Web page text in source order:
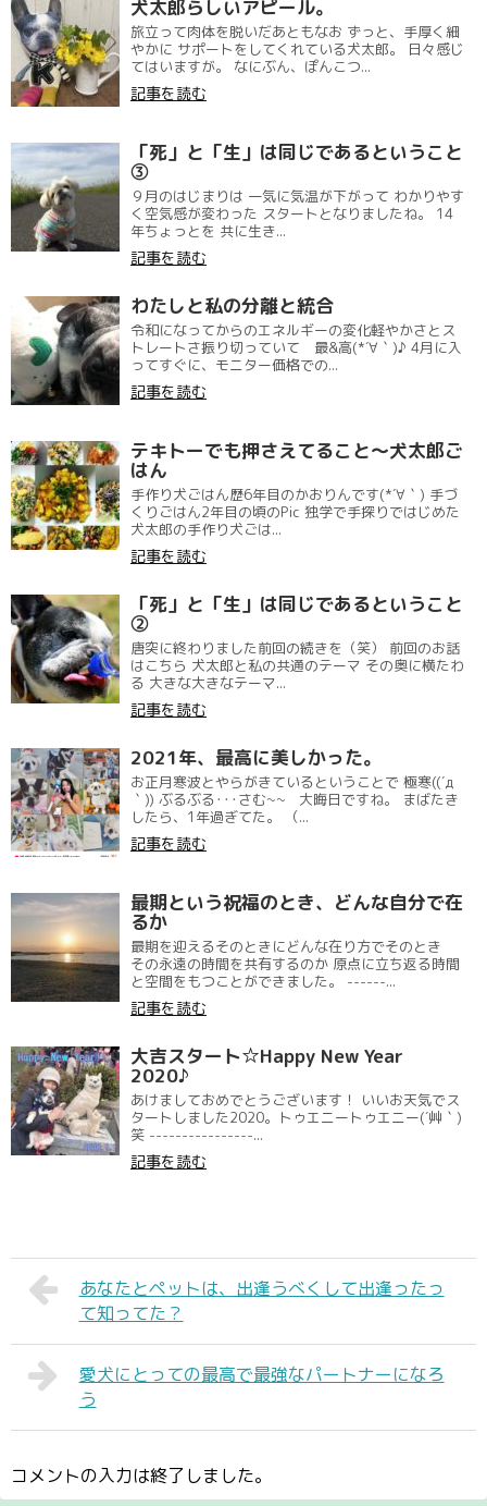
犬太郎らしいアピール。
旅立って肉体を脱いだあともなお ずっと、手厚く細
やかに サポートをしてくれている犬太郎。 日々感じ
てはいますが。 なにぶん、ぽんこつ...
記事を読む
「死」と「生」は同じであるということ
③
９月のはじまりは 一気に気温が下がって わかりやす
く空気感が変わった スタートとなりましたね。 14
年ちょっとを 共に生き...
記事を読む
わたしと私の分離と統合
令和になってからのエネルギーの変化軽やかさとス
トレートさ振り切っていて 最&高(*´∀｀)♪ 4月に入
ってすぐに、モニター価格での...
記事を読む
テキトーでも押さえてること〜犬太郎ご
はん
手作り犬ごはん歴6年目のかおりんです(*´∀｀) 手づ
くりごはん2年目の頃のPic 独学で手探りではじめた
犬太郎の手作り犬ごは...
記事を読む
「死」と「生」は同じであるということ
②
唐突に終わりました前回の続きを（笑） 前回のお話
はこちら 犬太郎と私の共通のテーマ その奥に横たわ
る 大きな大きなテーマ...
記事を読む
2021年、最高に美しかった。
お正月寒波とやらがきているということで 極寒((´д
｀)) ぶるぶる･･･さむ~~ 大晦日ですね。 まばたき
したら、1年過ぎてた。 （...
記事を読む
最期という祝福のとき、どんな自分で在
るか
最期を迎えるそのときにどんな在り方でそのとき
その永遠の時間を共有するのか 原点に立ち返る時間
と空間をもつことができました。 ------...
記事を読む
大吉スタート☆Happy New Year
2020♪
あけましておめでとうございます！ いいお天気でス
タートしました2020。トゥエニートゥエニー(´艸｀)
笑 ----------------...
記事を読む
あなたとペットは、出逢うべくして出逢ったっ
て知ってた？
愛犬にとっての最高で最強なパートナーになろ
う
コメントの入力は終了しました。